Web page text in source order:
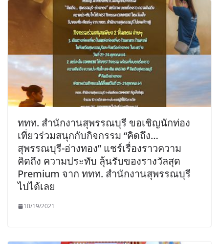
ททท. สำนักงานสุพรรณบุรี ขอเชิญนักท่อง
เที่ยวร่วมสนุกกับกิจกรรม “คิดถึง…
สุพรรณบุรี-อ่างทอง” แชร์เรื่องราวความ
คิดถึง ความประทับ ลุ้นรับของรางวัลสุด
Premium จาก ททท. สำนักงานสุพรรณบุรี
ไปได้เลย
10/19/2021